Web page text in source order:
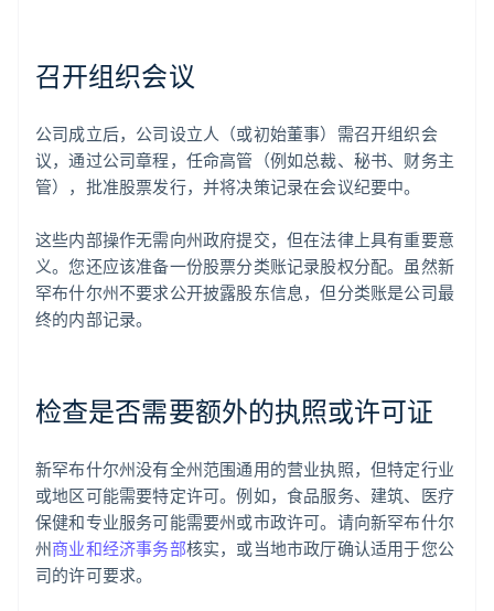
召开组织会议
公司成立后，公司设立人（或初始董事）需召开组织会
议，通过公司章程，任命高管（例如总裁、秘书、财务主
管），批准股票发行，并将决策记录在会议纪要中。
这些内部操作无需向州政府提交，但在法律上具有重要意
义。您还应该准备一份股票分类账记录股权分配。虽然新
罕布什尔州不要求公开披露股东信息，但分类账是公司最
终的内部记录。
检查是否需要额外的执照或许可证
新罕布什尔州没有全州范围通用的营业执照，但特定行业
或地区可能需要特定许可。例如，食品服务、建筑、医疗
保健和专业服务可能需要州或市政许可。请向新罕布什尔
州商业和经济事务部核实，或当地市政厅确认适用于您公
司的许可要求。